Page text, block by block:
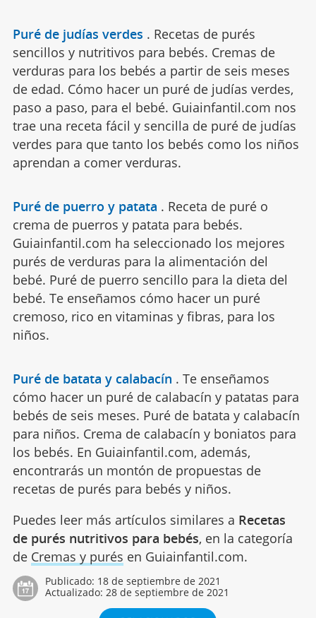
Puré de judías verdes . Recetas de purés
sencillos y nutritivos para bebés. Cremas de
verduras para los bebés a partir de seis meses
de edad. Cómo hacer un puré de judías verdes,
paso a paso, para el bebé. Guiainfantil.com nos
trae una receta fácil y sencilla de puré de judías
verdes para que tanto los bebés como los niños
aprendan a comer verduras.
Puré de puerro y patata . Receta de puré o
crema de puerros y patata para bebés.
Guiainfantil.com ha seleccionado los mejores
purés de verduras para la alimentación del
bebé. Puré de puerro sencillo para la dieta del
bebé. Te enseñamos cómo hacer un puré
cremoso, rico en vitaminas y fibras, para los
niños.
Puré de batata y calabacín . Te enseñamos
cómo hacer un puré de calabacín y patatas para
bebés de seis meses. Puré de batata y calabacín
para niños. Crema de calabacín y boniatos para
los bebés. En Guiainfantil.com, además,
encontrarás un montón de propuestas de
recetas de purés para bebés y niños.
Puedes leer más artículos similares a Recetas
de purés nutritivos para bebés, en la categoría
de Cremas y purés en Guiainfantil.com.
Publicado: 18 de septiembre de 2021
Actualizado: 28 de septiembre de 2021